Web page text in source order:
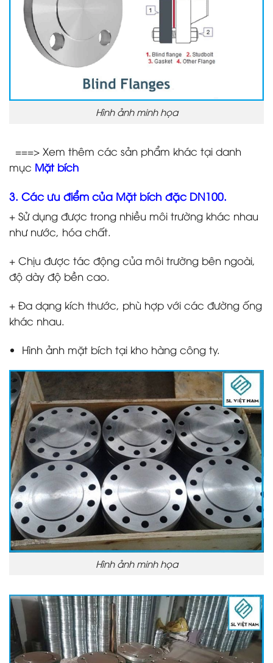
Hình ảnh minh họa
===> Xem thêm các sản phẩm khác tại danh
mục Mặt bích
3. Các ưu điểm của Mặt bích đặc DN100.
+ Sử dụng được trong nhiều môi trường khác nhau
như nước, hóa chất.
+ Chịu được tác động của môi trường bên ngoài,
độ dày độ bền cao.
+ Đa dạng kích thước, phù hợp với các đường ống
khác nhau.
Hình ảnh mặt bích tại kho hàng công ty.
Hình ảnh minh họa